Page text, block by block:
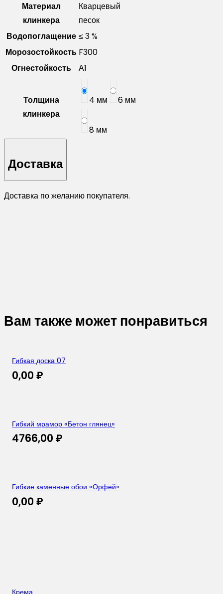
Материал
клинкера
Кварцевый
песок
Водопоглащение ≤ 3 %
Морозостойкость F300
Огнестойкость
А1
Толщина
клинкера
4 мм 6 мм
8 мм
Доставка
Доставка по желанию покупателя.
Вам также может понравиться
Гибкая доска 07
0,00 ₽
Гибкий мрамор «Бетон глянец»
4766,00 ₽
Гибкие каменные обои «Орфей»
0,00 ₽
Крема